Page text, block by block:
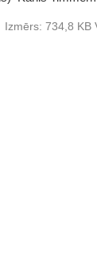
Izmērs: 734,8 KB